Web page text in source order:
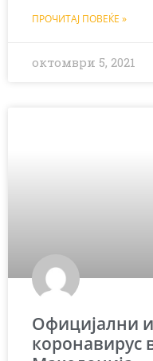
ПРОЧИТАЈ ПОВЕЌЕ »
октомври 5, 2021
Официјални
коронавирус